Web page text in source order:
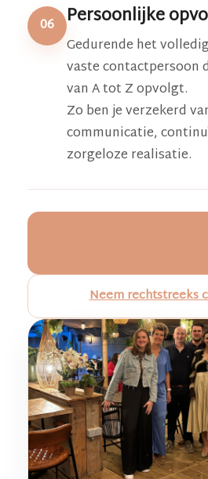
06 Persoonlijke
Gedurende het
vaste contactpersoon
van A tot Z opvolgt.
Zo ben je verzekerd
communicatie,
zorgeloze realisatie.
Neem rechtstreeks